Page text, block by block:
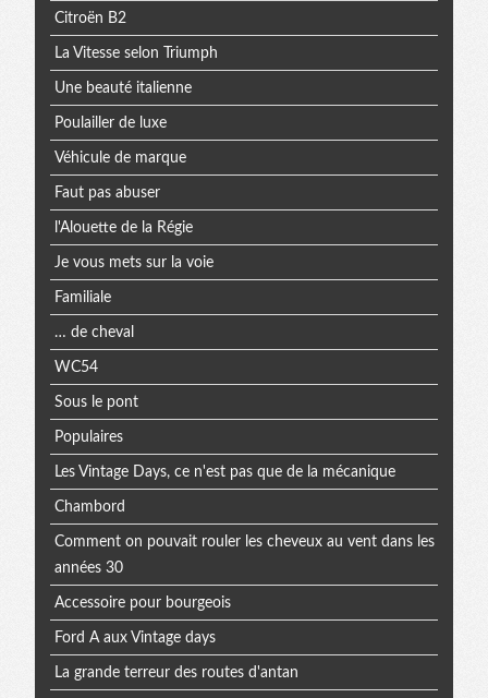
Citroën B2
La Vitesse selon Triumph
Une beauté italienne
Poulailler de luxe
Véhicule de marque
Faut pas abuser
l'Alouette de la Régie
Je vous mets sur la voie
Familiale
… de cheval
WC54
Sous le pont
Populaires
Les Vintage Days, ce n'est pas que de la mécanique
Chambord
Comment on pouvait rouler les cheveux au vent dans les
années 30
Accessoire pour bourgeois
Ford A aux Vintage days
La grande terreur des routes d'antan